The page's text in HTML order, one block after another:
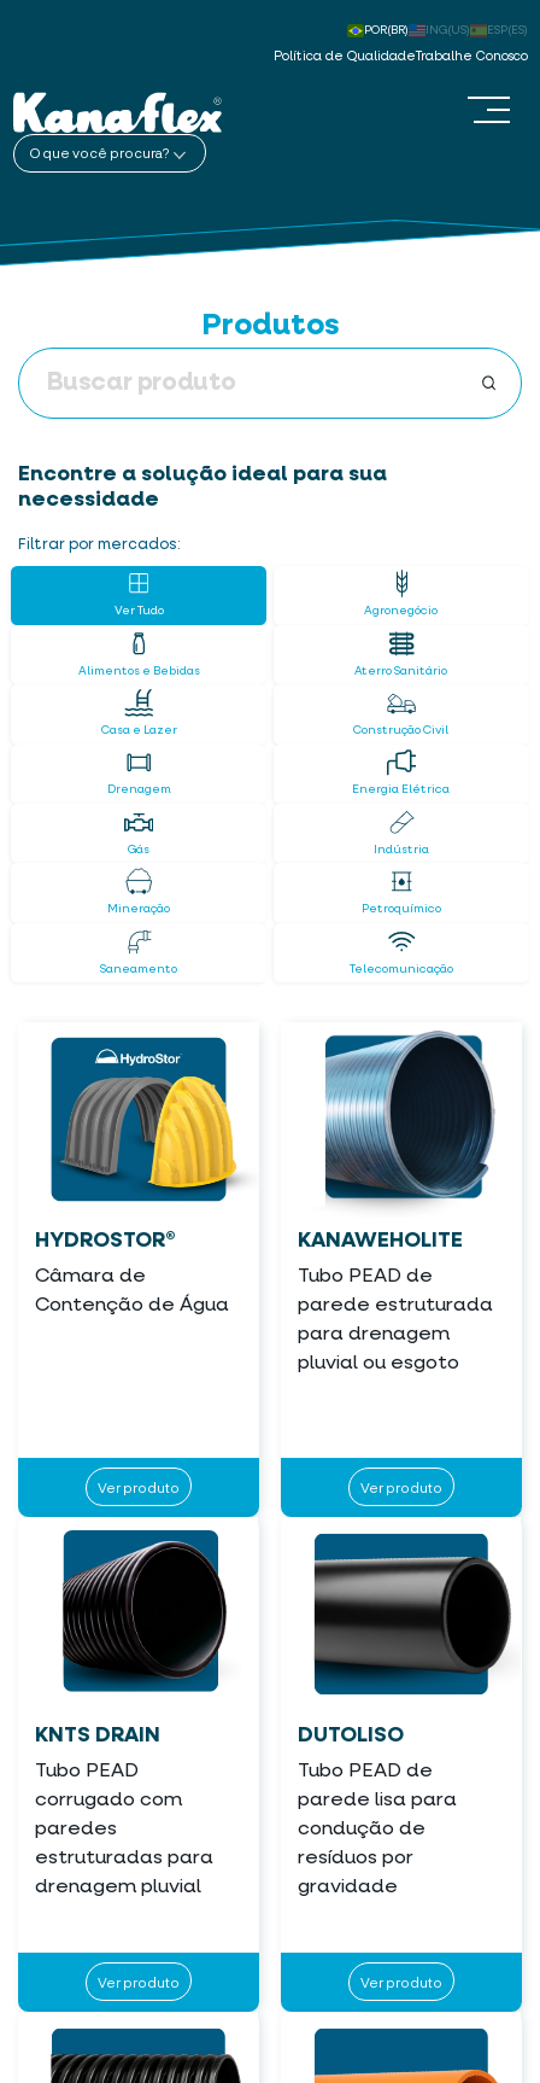
Política de Qualidade Trabalhe Conosco
POR(BR) ING(US) ESP(ES)
O que você procura?
Produtos
Encontre a solução ideal para sua
necessidade
Filtrar por mercados:
Ver Tudo Agronegócio
Alimentos e Bebidas Aterro Sanitário
Casa e Lazer Construção Civil
Drenagem Energia Elétrica
Gás Indústria
Mineração Petroquímico
Saneamento Telecomunicação
HYDROSTOR®
Câmara de
Contenção de Água
Ver produto
KANAWEHOLITE
Tubo PEAD de
parede estruturada
para drenagem
pluvial ou esgoto
Ver produto
KNTS DRAIN
Tubo PEAD
corrugado com
paredes
estruturadas para
drenagem pluvial
Ver produto
DUTOLISO
Tubo PEAD de
parede lisa para
condução de
resíduos por
gravidade
Ver produto